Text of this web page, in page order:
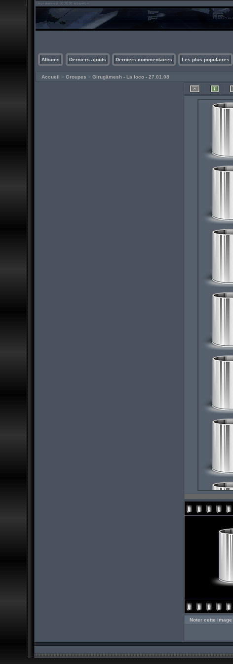
Albums Derniers ajouts Derniers commentaires Les plus populaires
Accueil > Groupes > Girugämesh - La loco - 27.01.08
Noter cette image